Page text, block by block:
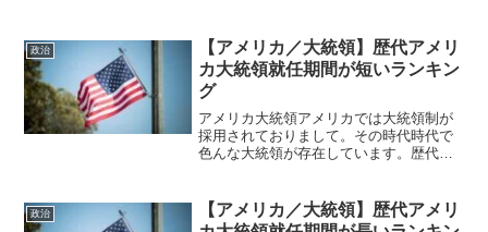
決するために生まれた組織であり、現在
もそうした活動が行われてい...
政治
【アメリカ／大統領】歴代アメリ
カ大統領就任期間が短いランキン
グ
アメリカ大統領アメリカでは大統領制が
採用されておりまして。その時代時代で
色んな大統領が存在しています。歴代ア
いることでも知られていますが、その時
代時代に色んな大統領が存...
政治
【アメリカ／大統領】歴代アメリ